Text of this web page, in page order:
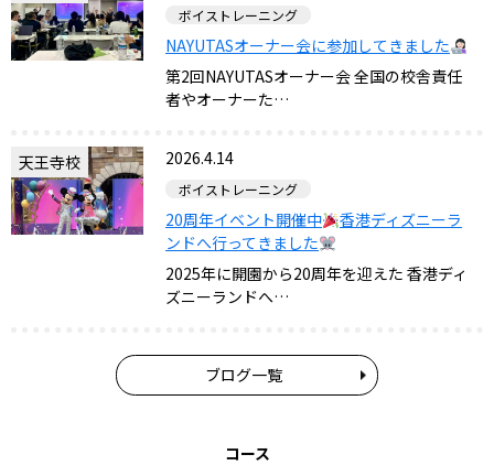
ボイストレーニング
NAYUTASオーナー会に参加してきました
第2回NAYUTASオーナー会 全国の校舎責任
者やオーナーた…
天王寺校 2026.4.14
ボイストレーニング
20周年イベント開催中
香港ディズニーラ
ンドへ行ってきました
2025年に開園から20周年を迎えた 香港ディ
ズニーランドへ…
ブログ一覧
コース